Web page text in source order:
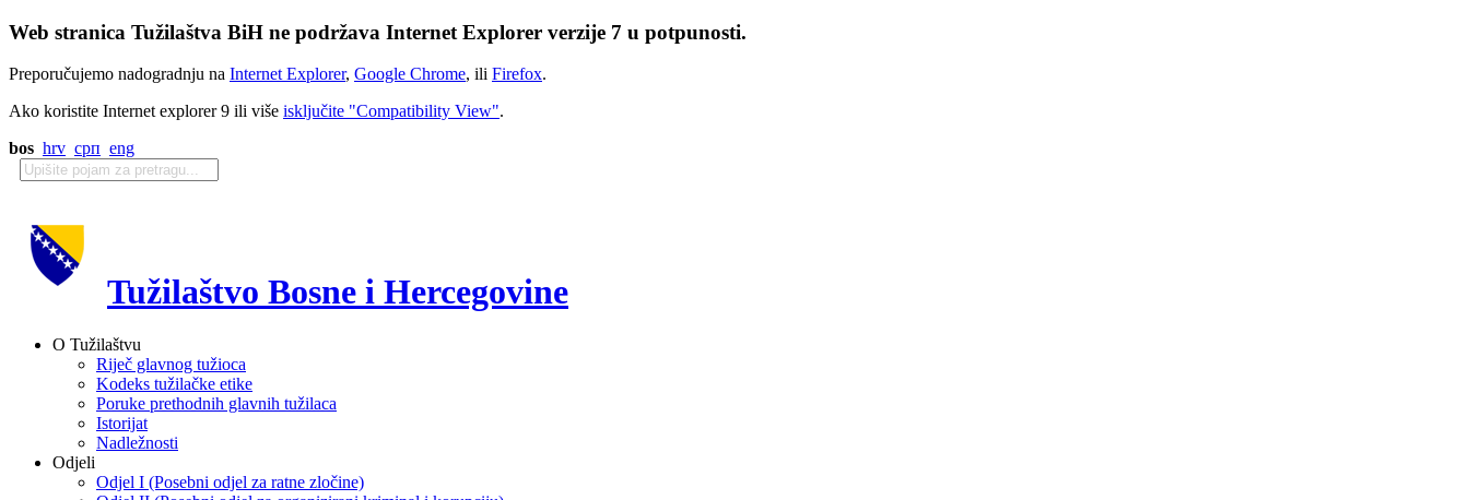
Web stranica Tužilaštva BiH ne podržava Internet Explorer verzije 7 u potpunosti.
Preporučujemo nadogradnju na Internet Explorer, Google Chrome, ili Firefox.
Ako koristite Internet explorer 9 ili više isključite "Compatibility View".
bos hrv срп eng
Tužilaštvo Bosne i Hercegovine
O Tužilaštvu
Riječ glavnog tužioca
Kodeks tužilačke etike
Poruke prethodnih glavnih tužilaca
Istorijat
Nadležnosti
Odjeli
Odjel I (Posebni odjel za ratne zločine)